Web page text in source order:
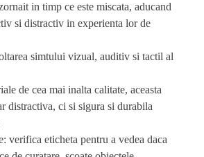
in timp ce este miscata, aducand
si distractiv in experienta lor de
simtului vizual, auditiv si tactil al
de cea mai inalta calitate, aceasta
distractiva, ci si sigura si durabila
verifica eticheta pentru a vedea daca